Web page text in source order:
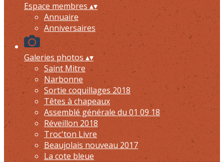
Espace membres ▴▾
Annuaire
Anniversaires
Galeries photos▴▾
Saint Mitre
Narbonne
Sortie coquillages 2018
Têtes à chapeaux
Assemblé générale du 01 09 18
Réveillon 2018
Troc'ton Livre
Beaujolais nouveau 2017
La cote bleue